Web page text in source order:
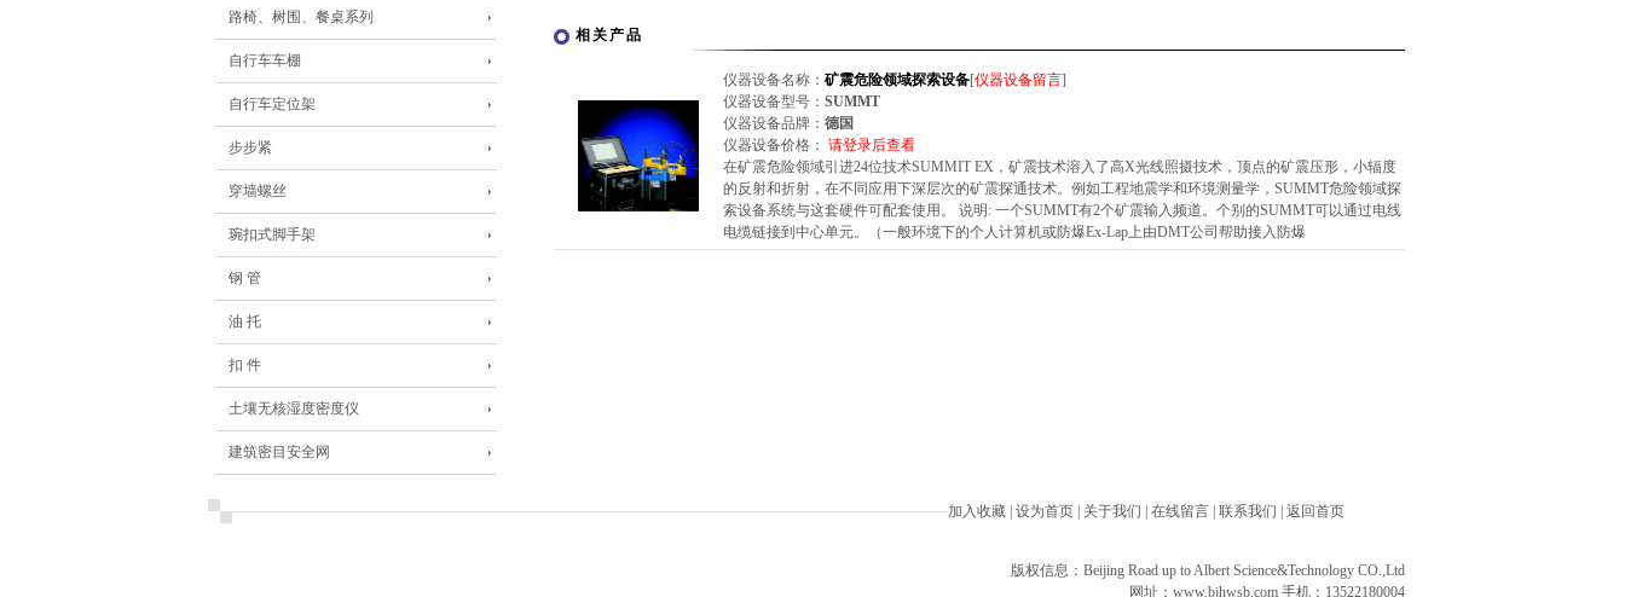
路椅、树围、餐桌系列
自行车车棚
自行车定位架
步步紧
穿墙螺丝
琬扣式脚手架
钢 管
油 托
扣 件
土壤无核湿度密度仪
建筑密目安全网
相关产品
仪器设备名称： 矿震危险领域探索设备[仪器设备留言]
仪器设备型号： SUMMT
仪器设备品牌： 德国
仪器设备价格： 请登录后查看
在矿震危险领域引进24位技术SUMMIT EX，矿震技术溶入了高X光线照摄技术，顶点的矿震压形，小辐度
的反射和折射，在不同应用下深层次的矿震探通技术。例如工程地震学和环境测量学，SUMMT危险领域探
索设备系统与这套硬件可配套使用。 说明: 一个SUMMT有2个矿震输入频道。个别的SUMMT可以通过电线
电缆链接到中心单元。（一般环境下的个人计算机或防爆Ex-Lap上由DMT公司帮助接入防爆
加入收藏 设为首页 关于我们 在线留言 联系我们 返回首页
版权信息：Beijing Road up to Albert Science&Technology CO.,Ltd
网址： www.bjhwsb.com 手机：13522180004